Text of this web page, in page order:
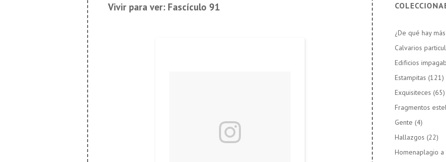
Vivir para ver: Fascículo 91
¿De qué hay
Calvarios
Edificios
Estampitas (121)
Exquisiteces (65)
Fragmentos
Gente (4)
Hallazgos (22)
Homenaplagio a